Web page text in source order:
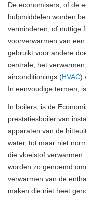
De economisers, of de
hulpmiddelen worden
verminderen, of nuttige
voorverwarmen van een
gebruikt voor andere
centrale, het verwarmen,
airconditionings (HVAC)
In eenvoudige termen,
In boilers, is de
prestatiesboiler van
apparaten van de
water, tot maar niet
die vloeistof
worden zo genoemd
verwarmen van de
maken die niet heet